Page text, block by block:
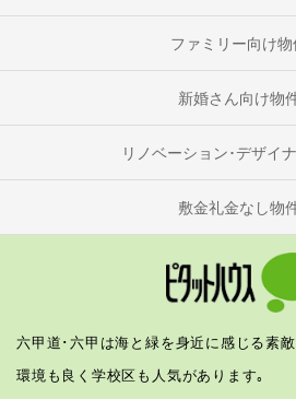
ファミリー向け物
新婚さん向け物
リノベーション･デザイ
敷金礼金なし物
六甲道･六甲は海と緑を身近に感じる素
環境も良く学校区も人気があります｡